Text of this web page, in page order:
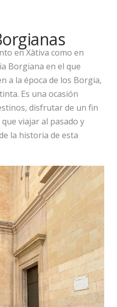
en Xàtiva como en
Borgiana en el que
a la época de los Borgia,
Es una ocasión
disfrutar de un fin
viajar al pasado y
la historia de esta